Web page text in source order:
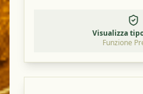
Visualizza
Funzione